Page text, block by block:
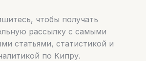
чтобы получать
рассылку с самыми
статьями, статистикой и
по Кипру.